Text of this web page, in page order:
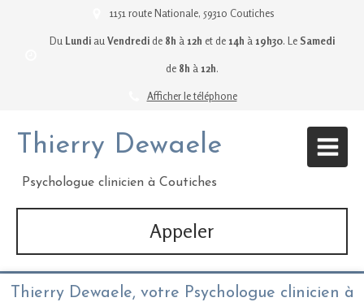
1151 route Nationale, 59310 Coutiches
Du Lundiau Vendredide 8h à 12h et de 14h à 19h30. Le Samedi
de 8h à 12h.
Afficher le téléphone
Thierry Dewaele
Psychologue clinicien à Coutiches
Appeler
Thierry Dewaele, votre Psychologue clinicien à